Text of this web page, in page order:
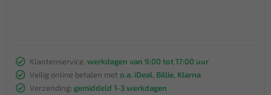
Klantenservice, werkdagen van 9:00 tot 17:00 uur
Veilig online betalen met o.a. iDeal, Billie, Klarna
Verzending: gemiddeld 1-3 werkdagen